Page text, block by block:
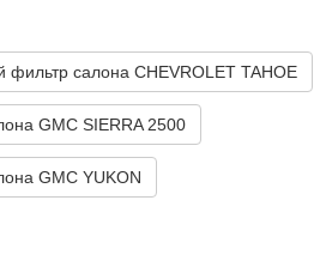
HYBRID - ELECTRIC/GAS
фильтр салона CHEVROLET TAHOE
GMC SIERRA 2500
GMC YUKON